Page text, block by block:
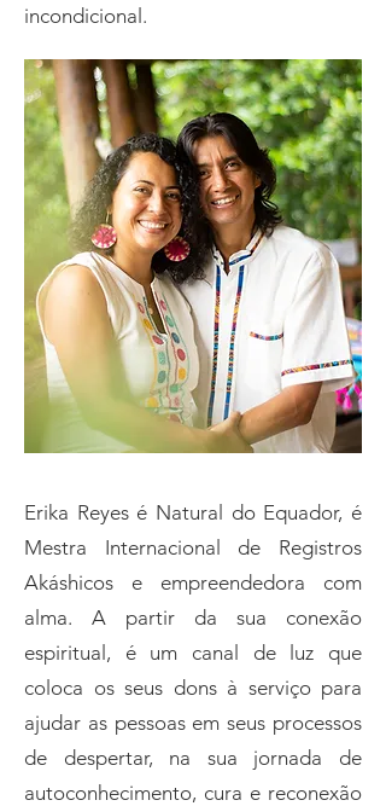
incondicional.​
Erika Reyes é Natural do Equador, é
Mestra Internacional de Registros
Akáshicos e empreendedora com
alma. A partir da sua conexão
espiritual, é um canal de luz que
coloca os seus dons à serviço para
ajudar as pessoas em seus processos
de despertar, na sua jornada de
autoconhecimento, cura e reconexão